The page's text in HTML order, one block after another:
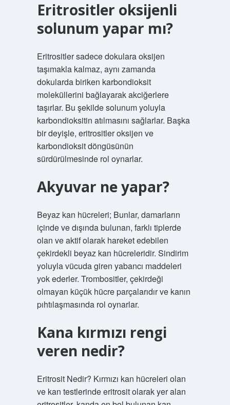
Eritrositler oksijenli
solunum yapar mı?
Eritrositler sadece dokulara oksijen
taşımakla kalmaz, aynı zamanda
dokularda biriken karbondioksit
moleküllerini bağlayarak akciğerlere
taşırlar. Bu şekilde solunum yoluyla
karbondioksitin atılmasını sağlarlar. Başka
bir deyişle, eritrositler oksijen ve
karbondioksit döngüsünün
sürdürülmesinde rol oynarlar.
Akyuvar ne yapar?
Beyaz kan hücreleri; Bunlar, damarların
içinde ve dışında bulunan, farklı tiplerde
olan ve aktif olarak hareket edebilen
çekirdekli beyaz kan hücreleridir. Sindirim
yoluyla vücuda giren yabancı maddeleri
yok ederler. Trombositler, çekirdeği
olmayan küçük hücre parçalarıdır ve kanın
pıhtılaşmasında rol oynarlar.
Kana kırmızı rengi
veren nedir?
Eritrosit Nedir? Kırmızı kan hücreleri olan
ve kan testlerinde eritrosit olarak yer alan